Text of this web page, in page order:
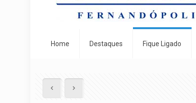
Home Destaques Fique Ligado